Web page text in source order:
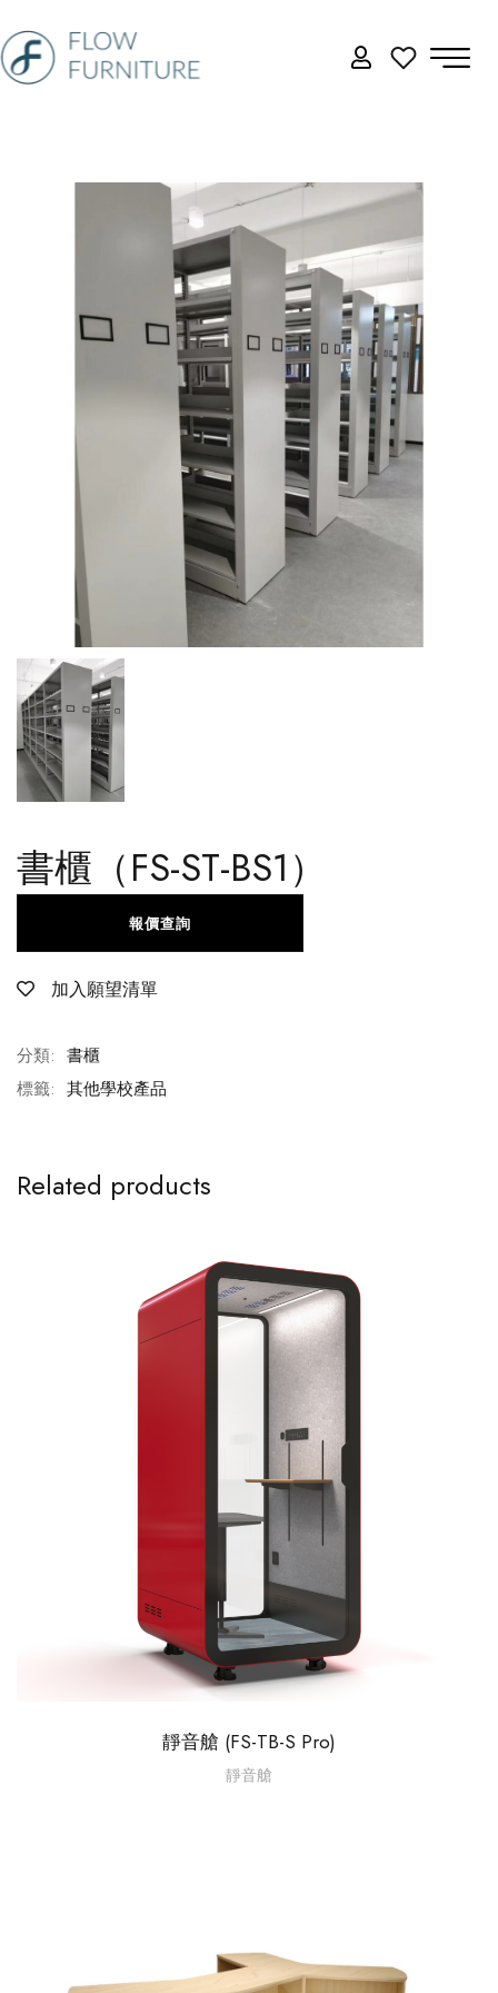
書櫃（FS-ST-BS1）
加入願望清單
報價查詢
分類: 書櫃
標籤: 其他學校產品
Related products
靜音艙 (FS-TB-S Pro)
靜音艙